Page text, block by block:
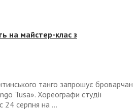
на майстер-клас з
танго запрошує броварчан
Tusa». Хореографи студії
24 серпня на ...